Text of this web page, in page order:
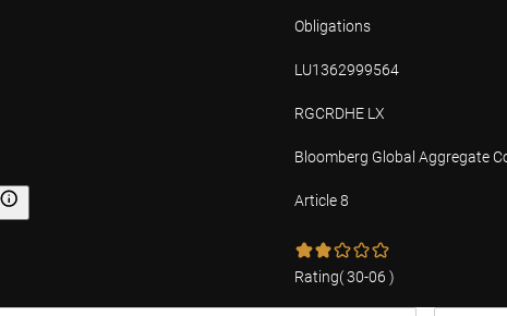
Obligations
LU1362999564
RGCRDHE LX
Bloomberg Global Aggregate
Sustainability-related information Article 8
Rating(30-06 )